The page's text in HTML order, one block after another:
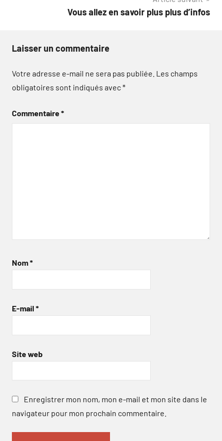
Vous allez en savoir plus plus d’infos
Laisser un commentaire
Votre adresse e-mail ne sera pas publiée. Les champs
obligatoires sont indiqués avec*
Commentaire*
Nom*
E-mail *
Site web
Enregistrer mon nom, mon e-mail et mon site dans le
navigateur pour mon prochain commentaire.